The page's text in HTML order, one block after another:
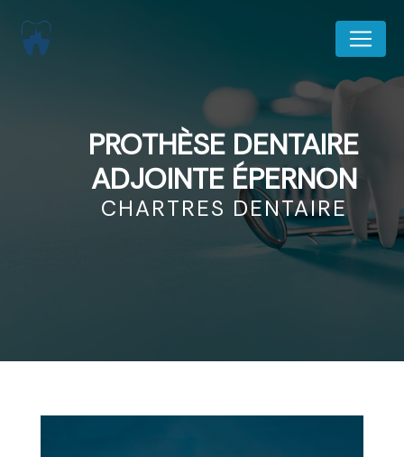
PROTHÈSE DENTAIRE
ADJOINTE ÉPERNON
CHARTRES DENTAIRE